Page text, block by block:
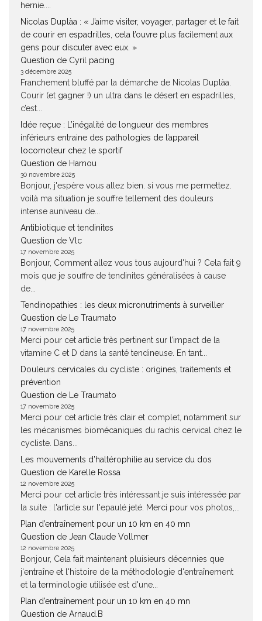
hernie....
Nicolas Duplàa : « J’aime visiter, voyager, partager et le fait
de courir en espadrilles, cela t’ouvre plus facilement aux
gens pour discuter avec eux. »
Question de Cyril pacing
3 décembre 2025
Franchement bluffé par la démarche de Nicolas Duplàa.
Courir (et gagner !) un ultra dans le désert en espadrilles,
c’est...
Idée reçue : L’inégalité de longueur des membres
inférieurs entraine des pathologies de l’appareil
locomoteur chez le sportif
Question de Hamou
30 novembre 2025
Bonjour, j'espère vous allez bien. si vous me permettez.
voilà ma situation je souffre tellement des douleurs
intense auniveau de...
Antibiotique et tendinites
Question de Vlc
17 novembre 2025
Bonjour, Comment allez vous tous aujourd'hui ? Cela fait 9
mois que je souffre de tendinites généralisées à cause
de...
Tendinopathies : les deux micronutriments à surveiller
Question de Le Traumato
17 novembre 2025
Merci pour cet article très pertinent sur l’impact de la
vitamine C et D dans la santé tendineuse. En tant...
Douleurs cervicales du cycliste : origines, traitements et
prévention
Question de Le Traumato
17 novembre 2025
Merci pour cet article très clair et complet, notamment sur
les mécanismes biomécaniques du rachis cervical chez le
cycliste. Dans...
Les mouvements d’haltérophilie au service du dos
Question de Karelle Rossa
12 novembre 2025
Merci pour cet article très intéressant.je suis intéressée par
la suite : l'article sur l'epaulé jeté. Merci pour vos photos,...
Plan d’entraînement pour un 10 km en 40 mn
Question de Jean Claude Vollmer
12 novembre 2025
Bonjour, Cela fait maintenant pluisieurs décennies que
j'entraîne et l'histoire de la méthodologie d'entraînement
et la terminologie utilisée est d'une...
Plan d’entraînement pour un 10 km en 40 mn
Question de Arnaud.B